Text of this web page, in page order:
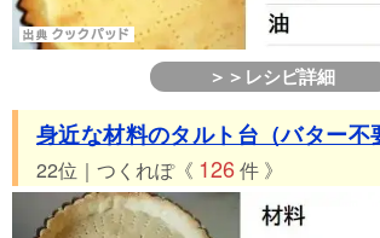
＞＞レシピ詳細
身近な材料のタルト台（バター不
22位｜つくれぽ《 126件 》